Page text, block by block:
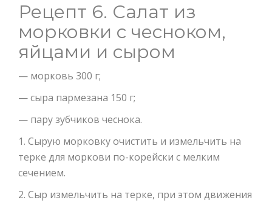
Рецепт 6. Салат из
морковки с чесноком,
яйцами и сыром
— морковь 300 г;
— сыра пармезана 150 г;
— пару зубчиков чеснока.
1. Сырую морковку очистить и измельчить на
терке для моркови по-корейски с мелким
сечением.
2. Сыр измельчить на терке, при этом движения